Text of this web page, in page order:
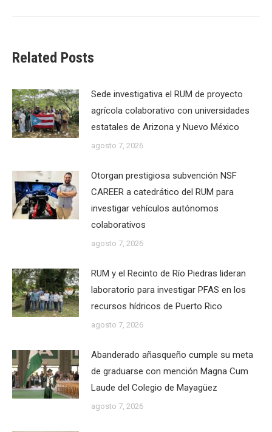
Related Posts
Sede investigativa el RUM de proyecto
agrícola colaborativo con universidades
estatales de Arizona y Nuevo México
agosto 7, 2026
Otorgan prestigiosa subvención NSF
CAREER a catedrático del RUM para
investigar vehículos autónomos
colaborativos
agosto 7, 2026
RUM y el Recinto de Río Piedras lideran
laboratorio para investigar PFAS en los
recursos hídricos de Puerto Rico
agosto 7, 2026
Abanderado añasqueño cumple su meta
de graduarse con mención Magna Cum
Laude del Colegio de Mayagüez
agosto 7, 2026